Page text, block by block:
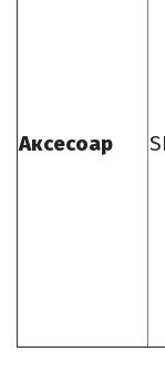
Аксесоар